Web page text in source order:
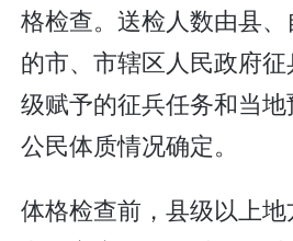
格检查。送检人数由县
的市、市辖区人民政府
级赋予的征兵任务和当
公民体质情况确定。
体格检查前，县级以上